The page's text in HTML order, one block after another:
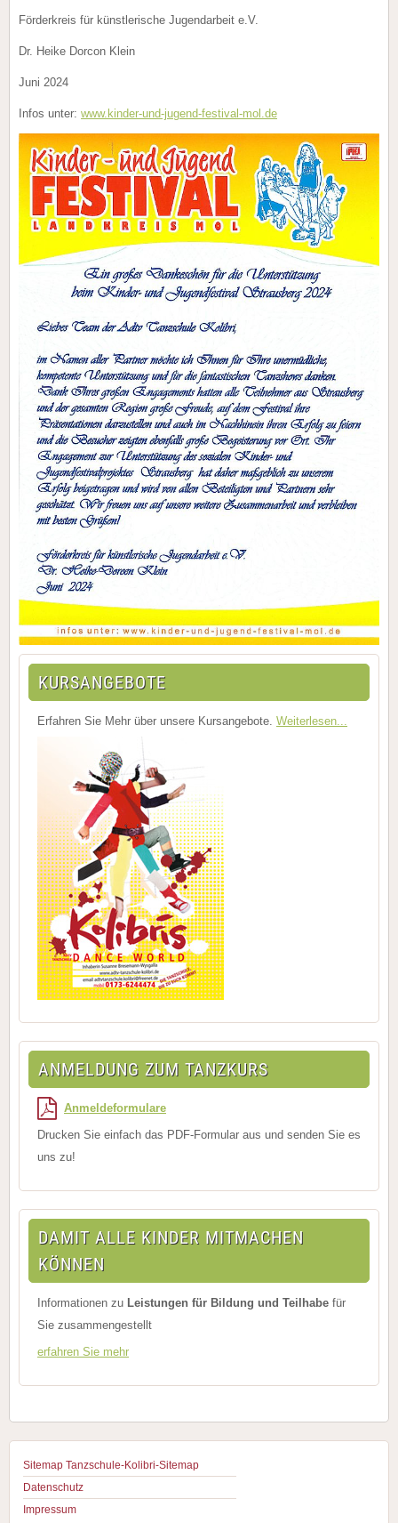
Förderkreis für künstlerische Jugendarbeit e.V.
Dr. Heike Dorcon Klein
Juni 2024
Infos unter: www.kinder-und-jugend-festival-mol.de
KURSANGEBOTE
Erfahren Sie Mehr über unsere Kursangebote. Weiterlesen...
ANMELDUNG ZUM TANZKURS
Anmeldeformulare
Drucken Sie einfach das PDF-Formular aus und senden Sie es
uns zu!
DAMIT ALLE KINDER MITMACHEN
KÖNNEN
Informationen zu Leistungen für Bildung und Teilhabe für
Sie zusammengestellt
erfahren Sie mehr
Sitemap Tanzschule-Kolibri-Sitemap
Datenschutz
Impressum